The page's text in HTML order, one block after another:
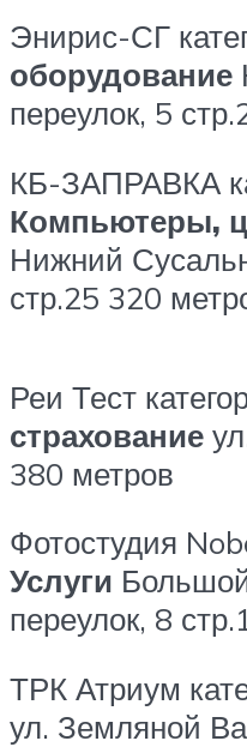
Энирис-СГ
оборудование
переулок, 5
КБ-ЗАПРАВКА
Компьютеры,
Нижний
стр.25 320
Реи Тест
страхование
380 метров
Фотостудия
Услуги
переулок, 8
ТРК Атриум
ул. Земляной